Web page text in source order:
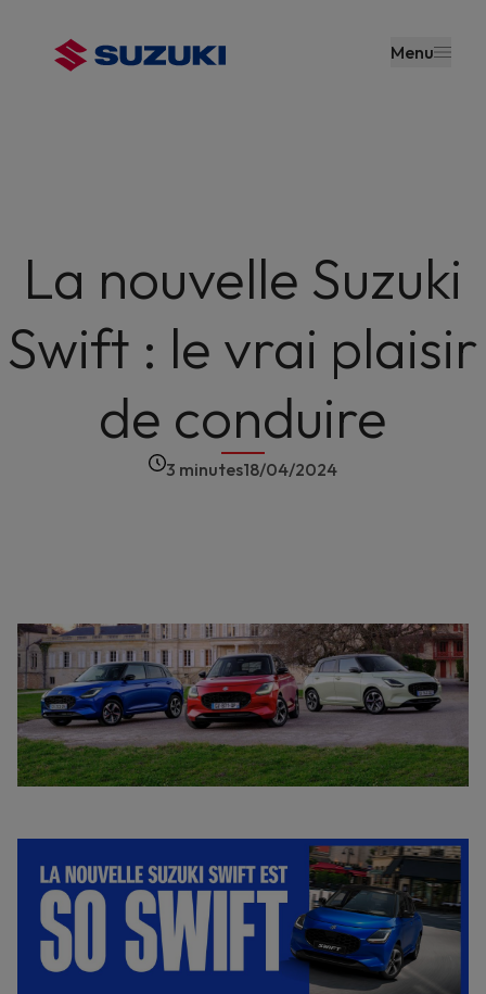
principal
Menu
La nouvelle Suzuki
Swift : le vrai plaisir
de conduire
3 minutes18/04/2024